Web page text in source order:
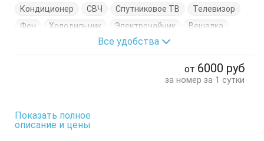
Кондиционер
СВЧ Спутниковое ТВ
Телевизор
Фен
Холодильник Электрочайник
Вешалка
Диван-кровать
Кухонный стол
Все удобства
от 6000 руб
за номер за 1 сутки
Показать полное
описание и цены